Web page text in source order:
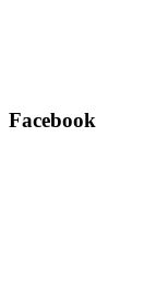
Facebook